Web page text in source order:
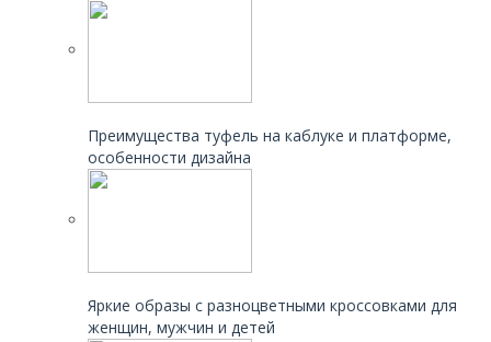
Преимущества туфель на каблуке и платформе,
особенности дизайна
Яркие образы с разноцветными кроссовками для
женщин, мужчин и детей